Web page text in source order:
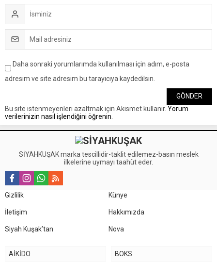
Daha sonraki yorumlarımda kullanılması için adım, e-posta
adresim ve site adresim bu tarayıcıya kaydedilsin.
Bu site istenmeyenleri azaltmak için Akismet kullanır. Yorum
verilerinizin nasıl işlendiğini öğrenin.
SİYAHKUŞAK marka tescillidir-taklit edilemez-basın meslek
ilkelerine uymayı taahüt eder.
Gizlilik Künye
İletişim Hakkımızda
Siyah Kuşak’tan Nova
AİKİDO BOKS